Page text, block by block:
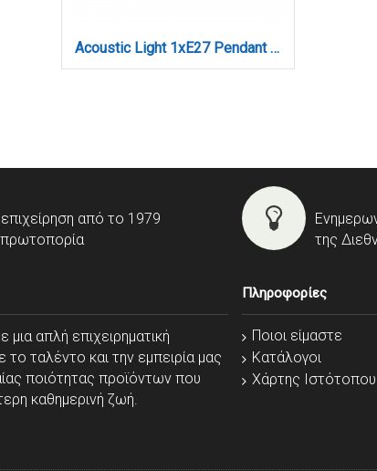
Acoustic Light 1xE27 Pendant Light D:50x30cm (4061)
επιχείρηση από το 1979
της
απλή επιχειρηματική
ταλέντο και την εμπειρία μας
ποιότητας προϊόντων που
καθημερινή ζωή.
Πληροφορίες
Ποιοι είμαστε
Κατάλογοι
Χάρτης Ιστότοπου